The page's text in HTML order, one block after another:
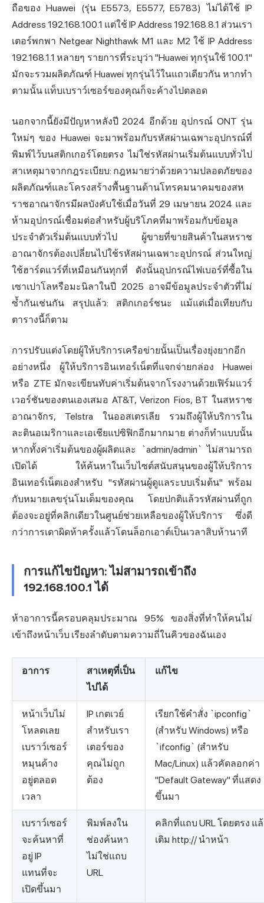
ถือของ Huawei (รุ่น E5573, E5577, E5783) ไม่ได้ใช้ IP
Address 192.168.100.1 แต่ใช้ IP Address 192.168.8.1 ส่วนเรา
เตอร์พกพา Netgear Nighthawk M1 และ M2 ใช้ IP Address
192.168.1.1 หลายๆ รายการที่ระบุว่า "Huawei ทุกรุ่นใช้ 100.1"
มักจะรวมผลิตภัณฑ์ Huawei ทุกรุ่นไว้ในแถวเดียวกัน หากทำ
ตามนั้น แท็บเบราว์เซอร์ของคุณก็จะค้างไปตลอด
นอกจากนี้ยังมีปัญหาหลังปี 2024 อีกด้วย อุปกรณ์ ONT รุ่น
ใหม่ๆ ของ Huawei จะมาพร้อมกับรหัสผ่านเฉพาะอุปกรณ์ที่
พิมพ์ไว้บนสติกเกอร์โดยตรง ไม่ใช่รหัสผ่านเริ่มต้นแบบทั่วไป
สาเหตุมาจากกฎระเบียบ: กฎหมายว่าด้วยความปลอดภัยของ
ผลิตภัณฑ์และโครงสร้างพื้นฐานด้านโทรคมนาคมของสห
ราชอาณาจักรมีผลบังคับใช้เมื่อวันที่ 29 เมษายน 2024 และ
ห้ามอุปกรณ์เชื่อมต่อสำหรับผู้บริโภคที่มาพร้อมกับข้อมูล
ประจำตัวเริ่มต้นแบบทั่วไป ผู้ขายที่ขายสินค้าในสหราช
อาณาจักรต้องเปลี่ยนไปใช้รหัสผ่านเฉพาะอุปกรณ์ ส่วนใหญ่
ใช้ฮาร์ดแวร์ที่เหมือนกันทุกที่ ดังนั้นอุปกรณ์ไฟเบอร์ที่ซื้อใน
เซาเปาโลหรือมะนิลาในปี 2025 อาจมีข้อมูลประจำตัวที่ไม่
ซ้ำกันเช่นกัน สรุปแล้ว: สติกเกอร์ชนะ แม้แต่เมื่อเทียบกับ
ตารางนี้ก็ตาม
การปรับแต่งโดยผู้ให้บริการเครือข่ายนั้นเป็นเรื่องยุ่งยากอีก
อย่างหนึ่ง ผู้ให้บริการอินเทอร์เน็ตที่แจกจ่ายกล่อง Huawei
หรือ ZTE มักจะเขียนทับค่าเริ่มต้นจากโรงงานด้วยเฟิร์มแวร์
เวอร์ชันของตนเองเสมอ AT&T, Verizon Fios, BT ในสหราช
อาณาจักร, Telstra ในออสเตรเลีย รวมถึงผู้ให้บริการใน
ละตินอเมริกาและเอเชียแปซิฟิกอีกมากมาย ต่างก็ทำแบบนั้น
หากทั้งค่าเริ่มต้นของผู้ผลิตและ `admin/admin` ไม่สามารถ
เปิดได้ ให้ค้นหาในเว็บไซต์สนับสนุนของผู้ให้บริการ
อินเทอร์เน็ตเองสำหรับ "รหัสผ่านผู้ดูแลระบบเริ่มต้น" พร้อม
กับหมายเลขรุ่นโมเด็มของคุณ โดยปกติแล้วรหัสผ่านที่ถูก
ต้องจะอยู่ที่คลิกเดียวในศูนย์ช่วยเหลือของผู้ให้บริการ ซึ่งดี
กว่าการเดาผิดห้าครั้งแล้วโดนล็อกเอาต์เป็นเวลาสิบห้านาที
การแก้ไขปัญหา: ไม่สามารถเข้าถึง
192.168.100.1 ได้
ห้าอาการนี้ครอบคลุมประมาณ 95% ของสิ่งที่ทำให้คนไม่
เข้าถึงหน้าเว็บ เรียงลำดับตามความถี่ในคิวของฉันเอง
อาการ
สาเหตุที่เป็น
ไปได้
แก้ไข
หน้าเว็บไม่
โหลดเลย
เบราว์เซอร์
หมุนค้าง
อยู่ตลอด
เวลา
IP เกตเวย์
สำหรับเรา
เตอร์ของ
คุณไม่ถูก
ต้อง
เรียกใช้คำสั่ง `ipconfig`
(สำหรับ Windows) หรือ
`ifconfig` (สำหรับ
Mac/Linux) แล้วคัดลอกค่า
"Default Gateway" ที่แสดง
ขึ้นมา
เบราว์เซอร์
จะค้นหาที่
อยู่ IP
แทนที่จะ
เปิดขึ้นมา
พิมพ์ลงใน
ช่องค้นหา
ไม่ใช่แถบ
URL
คลิกที่แถบ URL โดยตรง แ
เติม http:// นำหน้า